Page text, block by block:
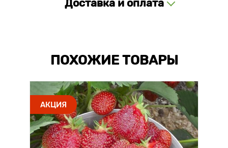
Доставка и оплата
ПОХОЖИЕ ТОВАРЫ
АКЦИЯ